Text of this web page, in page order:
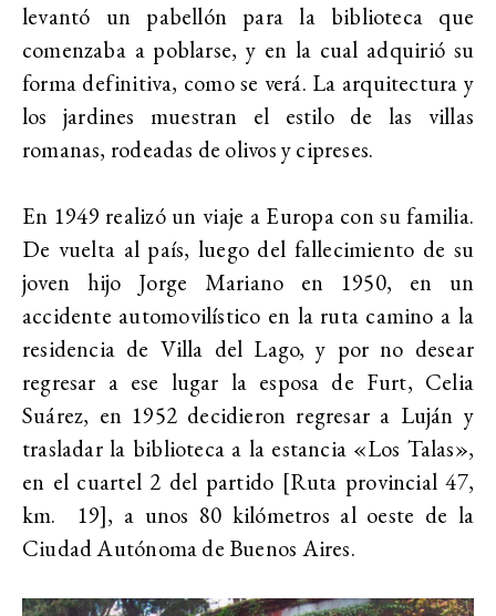
levantó un pabellón para la biblioteca que
comenzaba a poblarse, y en la cual adquirió su
forma definitiva, como se verá. La arquitectura y
los jardines muestran el estilo de las villas
romanas, rodeadas de olivos y cipreses.
En 1949 realizó un viaje a Europa con su familia.
De vuelta al país, luego del fallecimiento de su
joven hijo Jorge Mariano en 1950, en un
accidente automovilístico en la ruta camino a la
residencia de Villa del Lago, y por no desear
regresar a ese lugar la esposa de Furt, Celia
Suárez, en 1952 decidieron regresar a Luján y
trasladar la biblioteca a la estancia «Los Talas»,
en el cuartel 2 del partido [Ruta provincial 47,
km. 19], a unos 80 kilómetros al oeste de la
Ciudad Autónoma de Buenos Aires.